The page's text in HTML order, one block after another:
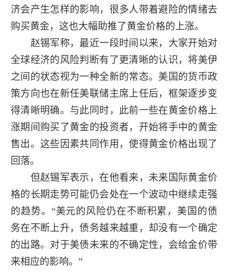
济会产生怎样的影响，很多人带着避险的情绪去
购买黄金，这也大幅助推了黄金价格的上涨。
赵锡军称，最近一段时间以来，大家开始对
全球经济的风险判断有了更清晰的认识，将美伊
之间的状态视为一种全新的常态。美国的货币政
策方向也在新任美联储主席上任后，框架逐步变
得清晰明确。与此同时，此前一些在黄金价格上
涨期间购买了黄金的投资者，开始将手中的黄金
售出。这些因素共同作用，使得黄金价格出现了
回落。
但赵锡军表示，在他看来，未来国际黄金价
格的长期走势可能仍会处在一个波动中继续走强
的趋势。“美元的风险仍在不断积累，美国的债
务在不断上升，债务越来越重，却没有一个确定
的出路。对于美债未来的不确定性，会给金价带
来相应的影响。”